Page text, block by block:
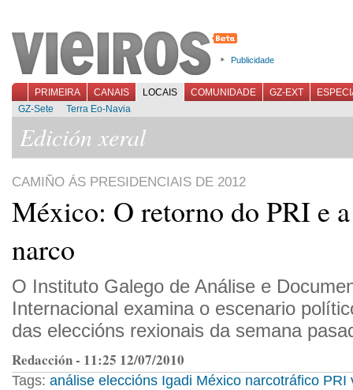
Publicidade
PRIMEIRA CANAIS LOCAIS COMUNIDADE GZ-EXT
GZ-Sete
Terra Eo-Navia
Edición xeral
CAMIÑO ÁS PRESIDENCIAIS DE 2012
México: O retorno do PRI e
narco
O Instituto Galego de Análise e
Internacional examina o escenario
das eleccións rexionais da semana
Redacción - 11:25 12/07/2010
Tags: análise eleccións Igadi México narcotráfico PRI